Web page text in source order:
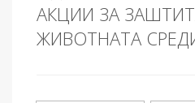
АКЦИИ ЗА
ЖИВОТНАТА